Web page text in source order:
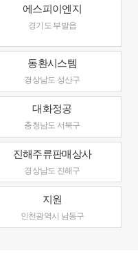
에스피이엔지
경기도 부발읍
동환시스템
경상남도 성산구
대화정공
충청남도 서북구
진해주류판매상사
경상남도 진해구
지원
인천광역시 남동구